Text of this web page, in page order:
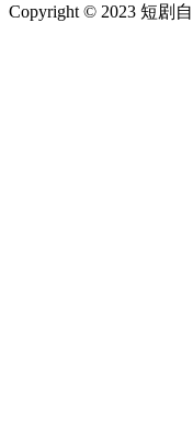
Copyright © 2023 短剧